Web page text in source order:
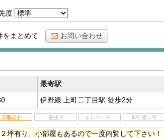
度
をまとめて お問い合わせ
最寄駅
伊野線 上町二丁目駅 徒歩2分
坪有り、小部屋もあるので一度内覧して下さい！